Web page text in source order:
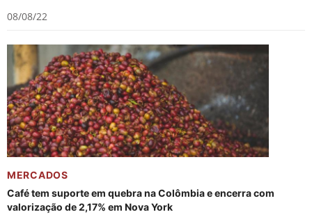
08/08/22
MERCADOS
Café tem suporte em quebra na Colômbia e encerra com
valorização de 2,17% em Nova York